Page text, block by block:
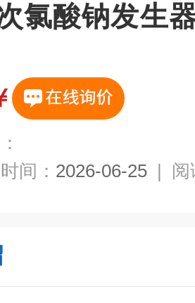
氯酸钠发生
间： 2026-06-25 | 阅